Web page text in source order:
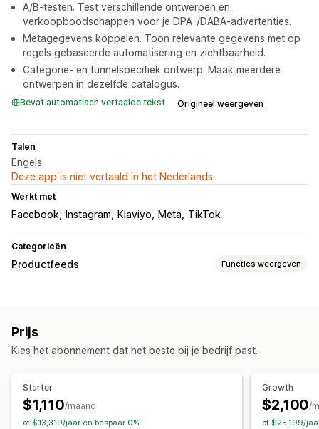
A/B-testen. Test verschillende ontwerpen en
verkoopboodschappen voor je DPA-/DABA-advertenties.
Metagegevens koppelen. Toon relevante gegevens met op
regels gebaseerde automatisering en zichtbaarheid.
Categorie- en funnelspecifiek ontwerp. Maak meerdere
ontwerpen in dezelfde catalogus.
Bevat automatisch vertaalde tekst Origineel weergeven
Talen
Engels
Deze app is niet vertaald in het Nederlands
Werkt met
Facebook Instagram Klaviyo Meta TikTok
Categorieën
Productfeeds Functies weergeven
AI-toewijzing
Aangepaste regels
Lokale voorraad
Meerdere valuta
Feedbeheer
Productsynchronisatie
Prijs
Kies het abonnement dat het beste bij je bedrijf past.
Starter
$1,110/maand
of $13,319/jaar en bespaar 0%
Growth
$2,100/
of $25,199/